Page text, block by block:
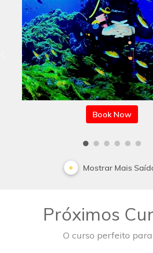
Book Now
Mostrar Mais
Próximos
O curso perfeito